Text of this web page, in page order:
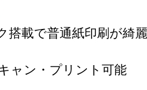
搭載で普通紙印刷が綺麗
ャン・プリント可能